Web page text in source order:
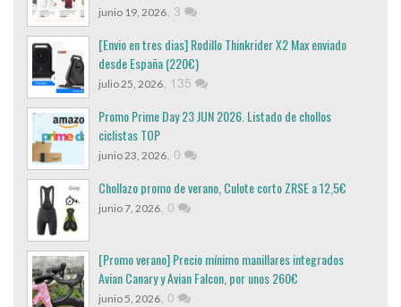
junio 19, 2026, 3
[Envio en tres dias] Rodillo Thinkrider X2 Max enviado
desde España (220€)
julio 25, 2026, 135
Promo Prime Day 23 JUN 2026. Listado de chollos
ciclistas TOP
junio 23, 2026, 0
Chollazo promo de verano, Culote corto ZRSE a 12,5€
junio 7, 2026, 0
[Promo verano] Precio mínimo manillares integrados
Avian Canary y Avian Falcon, por unos 260€
junio 5, 2026, 0